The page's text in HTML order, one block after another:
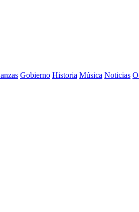
Gobierno Historia Música Noticias